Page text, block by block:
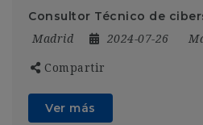
Consultor Técnico de
Madrid 2024-07-26
Compartir
Ver más